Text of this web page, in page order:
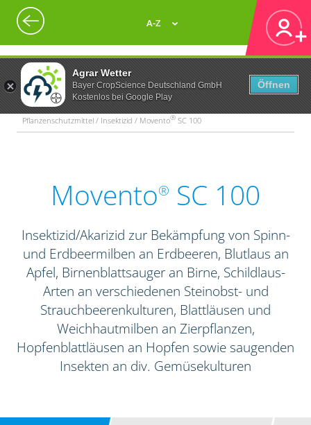
Agrar Wetter
Bayer CropScience Deutschland GmbH
Kostenlos bei Google Play
Öffnen
A-Z
Pflanzenschutzmittel / Insektizid / Movento® SC 100
Movento® SC 100
Insektizid/Akarizid zur Bekämpfung von Spinn-
und Erdbeermilben an Erdbeeren, Blutlaus an
Apfel, Birnenblattsauger an Birne, Schildlaus-
Arten an verschiedenen Steinobst- und
Strauchbeerenkulturen, Blattläusen und
Weichhautmilben an Zierpflanzen,
Hopfenblattläusen an Hopfen sowie saugenden
Insekten an div. Gemüsekulturen